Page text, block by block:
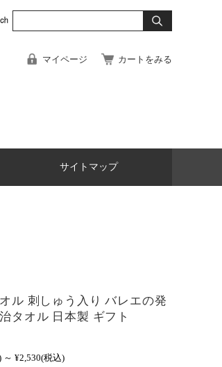
マイページ カートをみる
サイトマップ
ル 刺しゅう入り バレエの発
タオル 日本製 ギフト
～ ¥2,530(税込)